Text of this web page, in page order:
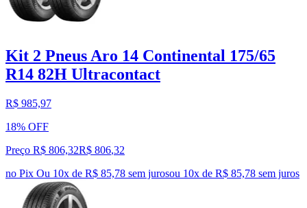
Kit 2 Pneus Aro 14 Continental 175/65
R14 82H Ultracontact
R$ 985,97
18% OFF
Preço R$ 806,32R$ 806,32
no Pix Ou 10x de R$ 85,78 sem jurosou 10x de R$ 85,78 sem juros